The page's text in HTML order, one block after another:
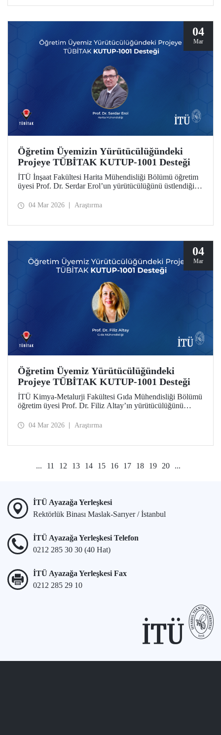
04
Mar
Öğretim Üyemizin Yürütücülüğündeki
Projeye TÜBİTAK KUTUP-1001 Desteği
İTÜ İnşaat Fakültesi Harita Mühendisliği Bölümü öğretim
üyesi Prof. Dr. Serdar Erol’un yürütücülüğünü üstlendiği
kapsamında desteğe değer görüldü.
04 Mar 2026 Araştırma
04
Mar
Öğretim Üyemiz Yürütücülüğündeki
Projeye TÜBİTAK KUTUP-1001 Desteği
İTÜ Kimya-Metalurji Fakültesi Gıda Mühendisliği Bölümü
öğretim üyesi Prof. Dr. Filiz Altay’ın yürütücülüğünü
Programı kapsamında desteğe değer görüldü.
04 Mar 2026 Araştırma
... 11 12 13 14 15 16 17 18 19 20 ...
İTÜ Ayazağa Yerleşkesi
Rektörlük Binası Maslak-Sarıyer / İstanbul
İTÜ Ayazağa Yerleşkesi Telefon
0212 285 30 30 (40 Hat)
İTÜ Ayazağa Yerleşkesi Fax
0212 285 29 10